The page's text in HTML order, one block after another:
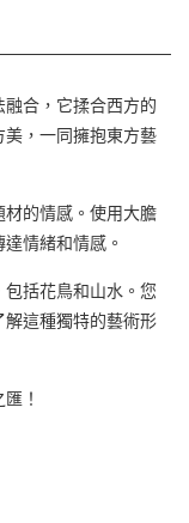
合，它揉合西方的
，一同擁抱東方藝
的情感。使用大膽
情緒和情感。
括花鳥和山水。您
這種獨特的藝術形
！